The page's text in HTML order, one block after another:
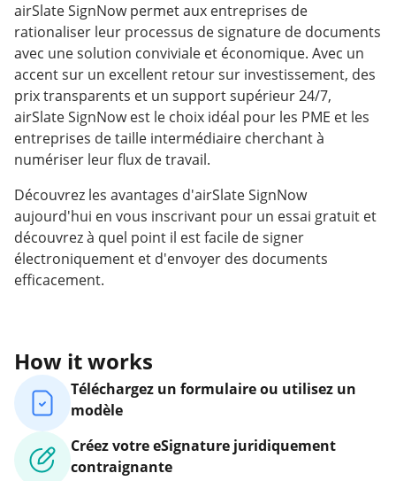
airSlate SignNow permet aux entreprises de
rationaliser leur processus de signature de documents
avec une solution conviviale et économique. Avec un
accent sur un excellent retour sur investissement, des
prix transparents et un support supérieur 24/7,
airSlate SignNow est le choix idéal pour les PME et les
entreprises de taille intermédiaire cherchant à
numériser leur flux de travail.
Découvrez les avantages d'airSlate SignNow
aujourd'hui en vous inscrivant pour un essai gratuit et
découvrez à quel point il est facile de signer
électroniquement et d'envoyer des documents
efficacement.
How it works
Téléchargez un formulaire ou utilisez un
modèle
Créez votre eSignature juridiquement
contraignante